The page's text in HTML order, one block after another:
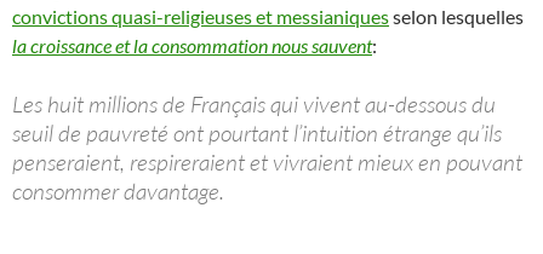
convictions quasi-religieuses et messianiquesselon lesquelles
la croissance et la consommation nous sauvent:
Les huit millions de Français qui vivent au-dessous du
seuil de pauvreté ont pourtant l’intuition étrange qu’ils
penseraient, respireraient et vivraient mieux en pouvant
consommer davantage.